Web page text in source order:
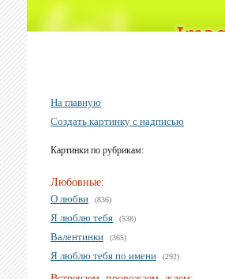
На главную
Создать картинку с надписью
Картинки по рубрикам:
Любовные:
О любви
(836)
Я люблю тебя (538)
Валентинки (365)
Я люблю тебя по имени (292)